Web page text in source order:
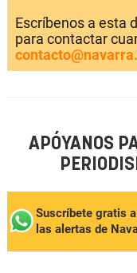
Escríbenos a esta
para contactar
APÓYANOS
Suscríbete gratis
las alertas de